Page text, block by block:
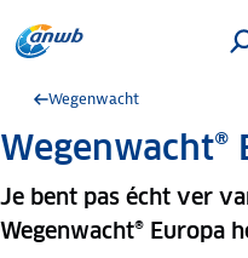
Wegenwacht
Wegenwacht®
Je bent pas écht ver
Wegenwacht® Europa